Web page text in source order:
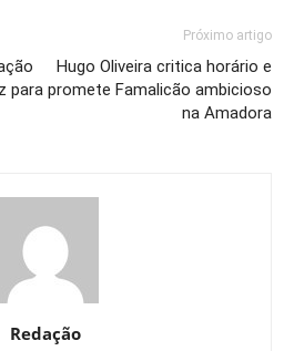
para
Próximo artigo
Hugo Oliveira critica horário e
promete Famalicão ambicioso
na Amadora
Redação